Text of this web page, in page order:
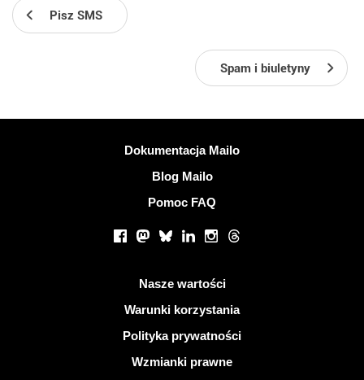
Pisz SMS
Spam i biuletyny
Dokumentacja Mailo
Blog Mailo
Pomoc FAQ
Facebook
Mastodon
BlueskyLinkedInInstagram
Threads
Nasze wartości
Warunki korzystania
Polityka prywatności
Wzmianki prawne